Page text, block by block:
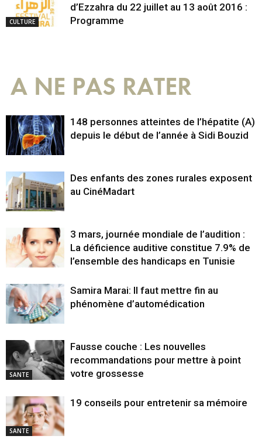
CULTURE
d’Ezzahra du 22 juillet au 13 août 2016 :
Programme
A NE PAS RATER
148 personnes atteintes de l’hépatite (A)
depuis le début de l’année à Sidi Bouzid
Des enfants des zones rurales exposent
au CinéMadart
3 mars, journée mondiale de l’audition :
La déficience auditive constitue 7.9% de
l’ensemble des handicaps en Tunisie
Samira Marai: Il faut mettre fin au
phénomène d’automédication
SANTE
Fausse couche : Les nouvelles
recommandations pour mettre à point
votre grossesse
SANTE
19 conseils pour entretenir sa mémoire